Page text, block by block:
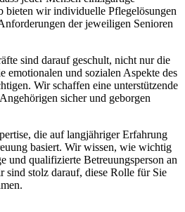
bieten wir individuelle Pflegelösungen
der jeweiligen Senioren
sind darauf geschult, nicht nur die
emotionalen und sozialen Aspekte des
Wir schaffen eine unterstützende
sicher und geborgen
die auf langjähriger Erfahrung
basiert. Wir wissen, wie wichtig
und qualifizierte Betreuungsperson an
sind stolz darauf, diese Rolle für Sie